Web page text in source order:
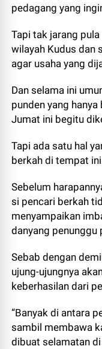
pedagang yang
Tapi tak jarang
wilayah Kudus dan
agar usaha yang
Dan selama ini
punden yang
Jumat ini begitu
Tapi ada satu hal
berkah di tempat
Sebelum
si pencari berkah
menyampaikan
danyang penunggu
Sebab dengan
ujung-ujungnya
keberhasilan dari
“Banyak di antara
sambil membawa
dibuat selamatan